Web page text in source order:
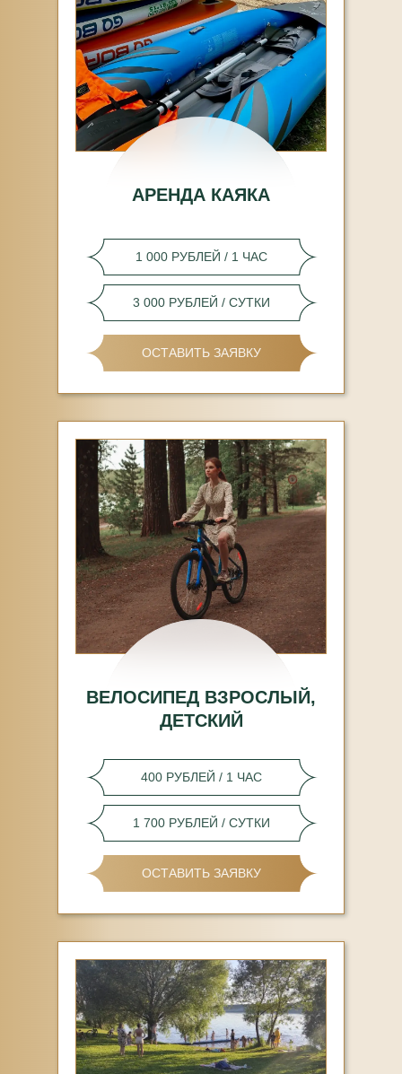
ОСТАВИТЬ ЗАЯВКУ
ОСТАВИТЬ ЗАЯВКУ
3 000 РУБЛЕЙ / СУТКИ
1 700 РУБЛЕЙ / СУТКИ
1 000 РУБЛЕЙ / 1 ЧАС
400 РУБЛЕЙ / 1 ЧАС
АРЕНДА КАЯКА
ВЕЛОСИПЕД ВЗРОСЛЫЙ,
ДЕТСКИЙ